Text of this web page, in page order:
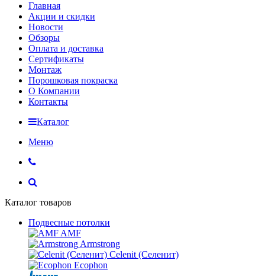
Главная
Акции и скидки
Новости
Обзоры
Оплата и доставка
Сертификаты
Монтаж
Порошковая покраска
О Компании
Контакты
Каталог
Меню
Каталог товаров
Подвесные потолки
AMF
Armstrong
Celenit (Селенит)
Ecophon